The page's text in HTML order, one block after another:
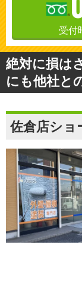
受付
絶対に損は
にも他社と
佐倉店ショ